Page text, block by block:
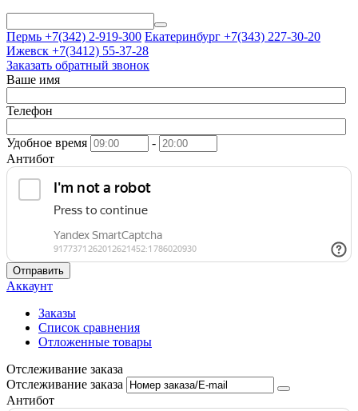
Пермь +7(342) 2-919-300 Екатеринбург +7(343) 227-30-20
Ижевск +7(3412) 55-37-28
Заказать обратный звонок
Ваше имя
Телефон
Удобное время
-
Антибот
Отправить
Аккаунт
Заказы
Список сравнения
Отложенные товары
Отслеживание заказа
Отслеживание заказа
Антибот